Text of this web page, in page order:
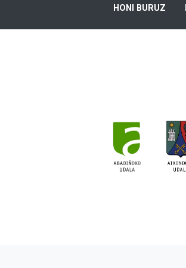
HONI BURUZ